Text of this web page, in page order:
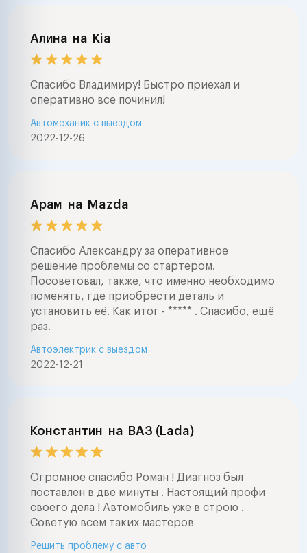
Алина на Kia
Спасибо Владимиру! Быстро приехал и
оперативно все починил!
2022-12-26
Автомеханик с выездом
Арам на Mazda
Спасибо Александру за оперативное
решение проблемы со стартером.
Посоветовал, также, что именно необходимо
поменять, где приобрести деталь и
установить её. Как итог - ***** . Спасибо, ещё
раз.
2022-12-21
Автоэлектрик с выездом
Константин на ВАЗ (Lada)
Огромное спасибо Роман ! Диагноз был
поставлен в две минуты . Настоящий профи
своего дела ! Автомобиль уже в строю .
Советую всем таких мастеров
Решить проблему с авто